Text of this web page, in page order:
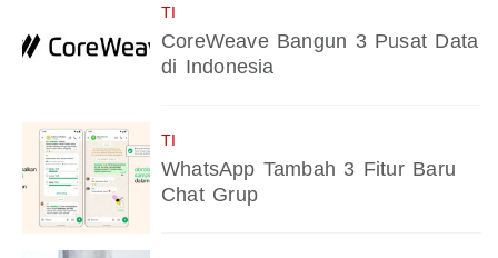
TI
CoreWeave Bangun 3 Pusat Data
di Indonesia
TI
WhatsApp Tambah 3 Fitur Baru
Chat Grup